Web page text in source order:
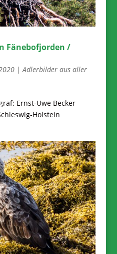
Fänebofjorden /
|Adlerbilder aus aller
Ernst-Uwe Becker
Holstein